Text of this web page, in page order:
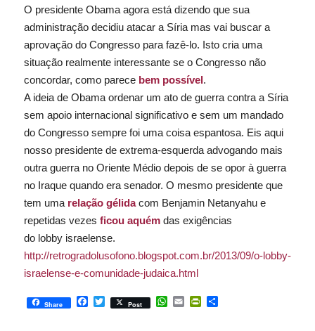
O presidente Obama agora está dizendo que sua
administração decidiu atacar a Síria mas vai buscar a
aprovação do Congresso para fazê-lo. Isto cria uma
situação realmente interessante se o Congresso não
concordar, como parece bem possível.
A ideia de Obama ordenar um ato de guerra contra a Síria
sem apoio internacional significativo e sem um mandado
do Congresso sempre foi uma coisa espantosa. Eis aqui
nosso presidente de extrema-esquerda advogando mais
outra guerra no Oriente Médio depois de se opor à guerra
no Iraque quando era senador. O mesmo presidente que
tem uma relação gélidacom Benjamin Netanyahu e
repetidas vezes ficou aquémdas exigências
dolobbyisraelense.
http://retrogradolusofono.blogspot.com.br/2013/09/o-lobby-
israelense-e-comunidade-judaica.html
Share Facebook
Twitter
Post WhatsApp
EmailPrintFriendly
Share